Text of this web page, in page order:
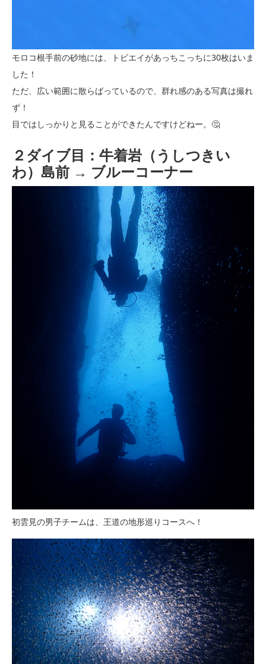
モロコ根手前の砂地には、トビエイがあっちこっちに30枚はいま
した！
ただ、広い範囲に散らばっているので、群れ感のある写真は撮れ
ず！
目ではしっかりと見ることができたんですけどねー。🤔
２ダイブ目：牛着岩（うしつきい
わ）島前 → ブルーコーナー
初雲見の男子チームは、王道の地形巡りコースへ！